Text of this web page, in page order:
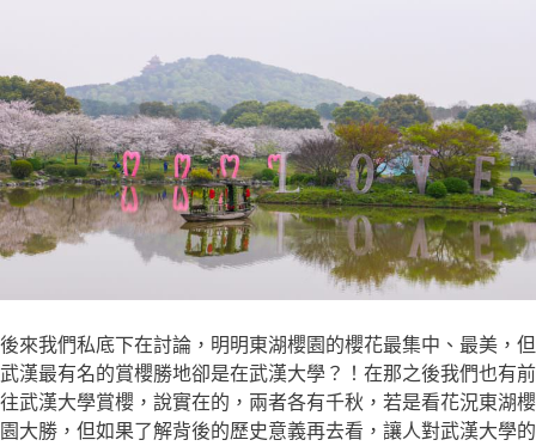
後來我們私底下在討論，明明東湖櫻園的櫻花最集中、最美，但
武漢最有名的賞櫻勝地卻是在武漢大學？！在那之後我們也有前
往武漢大學賞櫻，說實在的，兩者各有千秋，若是看花況東湖櫻
園大勝，但如果了解背後的歷史意義再去看，讓人對武漢大學的